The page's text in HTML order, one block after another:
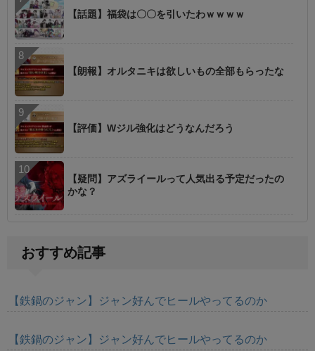
【話題】福袋は〇〇を引いたわｗｗｗｗ
【朗報】オルタニキは欲しいもの全部もらったな
【評価】Wジル強化はどうなんだろう
【疑問】アズライールって人気出る予定だったの
かな？
おすすめ記事
【鉄鍋のジャン】ジャン好んでヒールやってるのか
【鉄鍋のジャン】ジャン好んでヒールやってるのか